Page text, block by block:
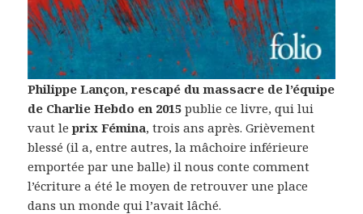
Philippe Lançon, rescapé du massacre de l’équipe
de Charlie Hebdo en 2015 publie ce livre, qui lui
vaut leprix Fémina, trois ans après. Grièvement
blessé (il a, entre autres, la mâchoire inférieure
emportée par une balle) il nous conte comment
l’écriture a été le moyen de retrouver une place
dans un monde qui l’avait lâché.